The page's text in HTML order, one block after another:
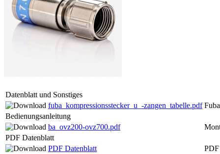
Datenblatt und Sonstiges
fuba_kompressionsstecker_u_-zangen_tabelle.pdf
Bedienungsanleitung
ba_ovz200-ovz700.pdf
PDF Datenblatt
PDF Datenblatt